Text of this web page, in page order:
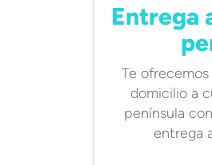
Entrega
Te
domicilio a
península
entrega